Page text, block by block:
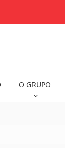
O GRUPO